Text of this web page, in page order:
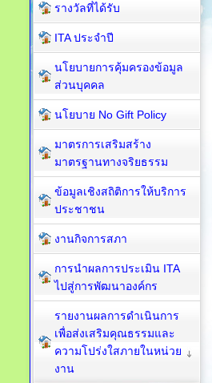
รางวัลที่ได้รับ
ITA ประจำปี
นโยบายการคุ้มครองข้อมูล
ส่วนบุคคล
นโยบาย No Gift Policy
มาตรการเสริมสร้าง
มาตรฐานทางจริยธรรม
ข้อมูลเชิงสถิติการให้บริการ
ประชาชน
งานกิจการสภา
การนำผลการประเมิน ITA
ไปสู่การพัฒนาองค์กร
รายงานผลการดำเนินการ
เพื่อส่งเสริมคุณธรรมและ
ความโปร่งใสภายในหน่วย
งาน